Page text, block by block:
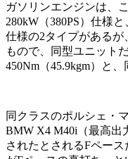
ガソリンエンジンは、
280kW（380PS）仕様と
仕様の2タイプがある
もので、同型ユニット
450Nm（45.9kgm）と、
同クラスのポルシェ・
BMW X4 M40i（最高出
されたとされるFペー